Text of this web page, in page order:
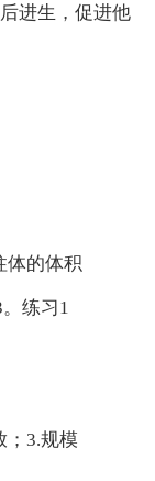
进生，促进他
体的体积
练习1
；3.规模